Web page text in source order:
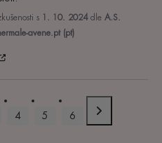
s 1. 10. 2024 dle A.S.
avene.pt (pt)
4 5 6